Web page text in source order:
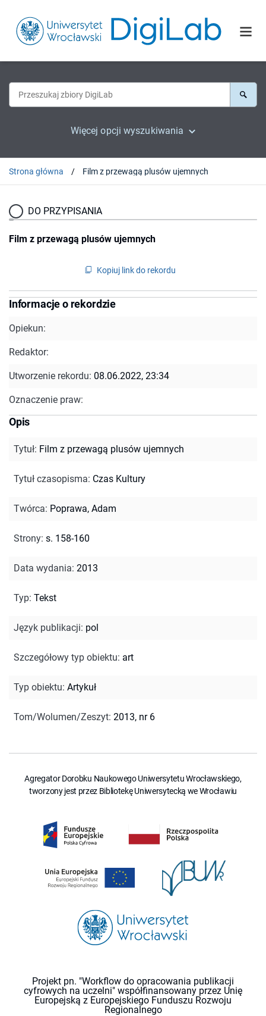
Więcej opcji wyszukiwania
Strona główna Film z przewagą plusów ujemnych
DO PRZYPISANIA
Film z przewagą plusów ujemnych
Kopiuj link do rekordu
Informacje o rekordzie
Opiekun:
Redaktor:
Utworzenie rekordu: 08.06.2022, 23:34
Oznaczenie praw:
Opis
Tytuł: Film z przewagą plusów ujemnych
Tytuł czasopisma: Czas Kultury
Twórca: Poprawa, Adam
Strony: s. 158-160
Data wydania: 2013
Typ: Tekst
Język publikacji: pol
Szczegółowy typ obiektu: art
Typ obiektu: Artykuł
Tom/Wolumen/Zeszyt: 2013, nr 6
Agregator Dorobku Naukowego Uniwersytetu Wrocławskiego,
tworzony jest przez Bibliotekę Uniwersytecką we Wrocławiu
Projekt pn. "Workflow do opracowania publikacji
cyfrowych na uczelni" współfinansowany przez Unię
Europejską z Europejskiego Funduszu Rozwoju
Regionalnego